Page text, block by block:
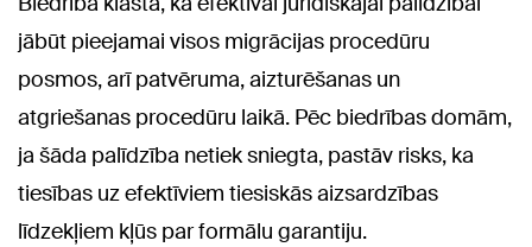
jābūt pieejamai visos migrācijas procedūru
posmos, arī patvēruma, aizturēšanas un
atgriešanas procedūru laikā. Pēc biedrības domām,
ja šāda palīdzība netiek sniegta, pastāv risks, ka
tiesības uz efektīviem tiesiskās aizsardzības
līdzekļiem kļūs par formālu garantiju.